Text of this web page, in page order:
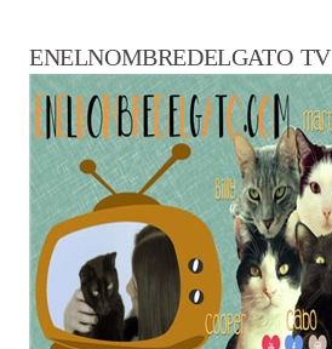
ENELNOMBREDELGATO TV